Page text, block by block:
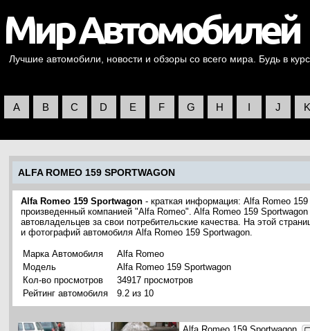
Лучшие автомобили, новости и обзоры со всего мира. Будь в
A B C D E F G H I J K
ALFA ROMEO 159 SPORTWAGON
Alfa Romeo 159 Sportwagon - краткая информация: Alfa Romeo
произведенный компанией "Alfa Romeo". Alfa Romeo 159
автовладельцев за свои потребительские качества. На этой
и фотографий автомобиля Alfa Romeo 159 Sportwagon.
Марка Автомобиля
Alfa Romeo
Модель
Alfa Romeo 159 Sportwagon
Кол-во просмотров
34917 просмотров
Рейтинг автомобиля
9.2 из 10